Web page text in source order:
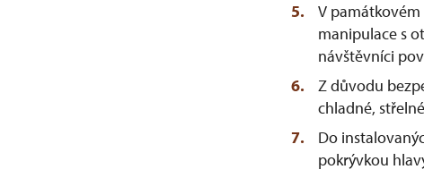
V
manipulace s
návštěvníci
Z důvodu
chladné,
Do
pokrývkou